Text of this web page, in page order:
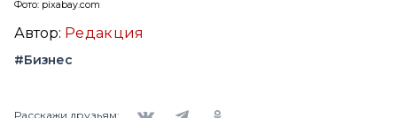
Фото: pixabay.com
Автор: Редакция
#Бизнес
Расскажи друзьям: